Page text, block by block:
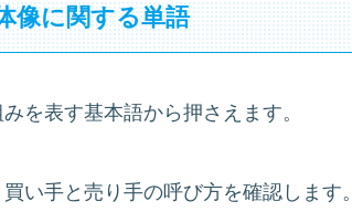
像に関する単語
を表す基本語から押さえます。
い手と売り手の呼び方を確認します。